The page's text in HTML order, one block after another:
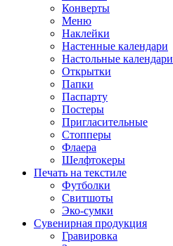
Конверты
Меню
Наклейки
Настенные календари
Настольные календари
Открытки
Папки
Паспарту
Постеры
Пригласительные
Стопперы
Флаера
Шелфтокеры
Печать на текстиле
Футболки
Свитшоты
Эко-сумки
Сувенирная продукция
Гравировка